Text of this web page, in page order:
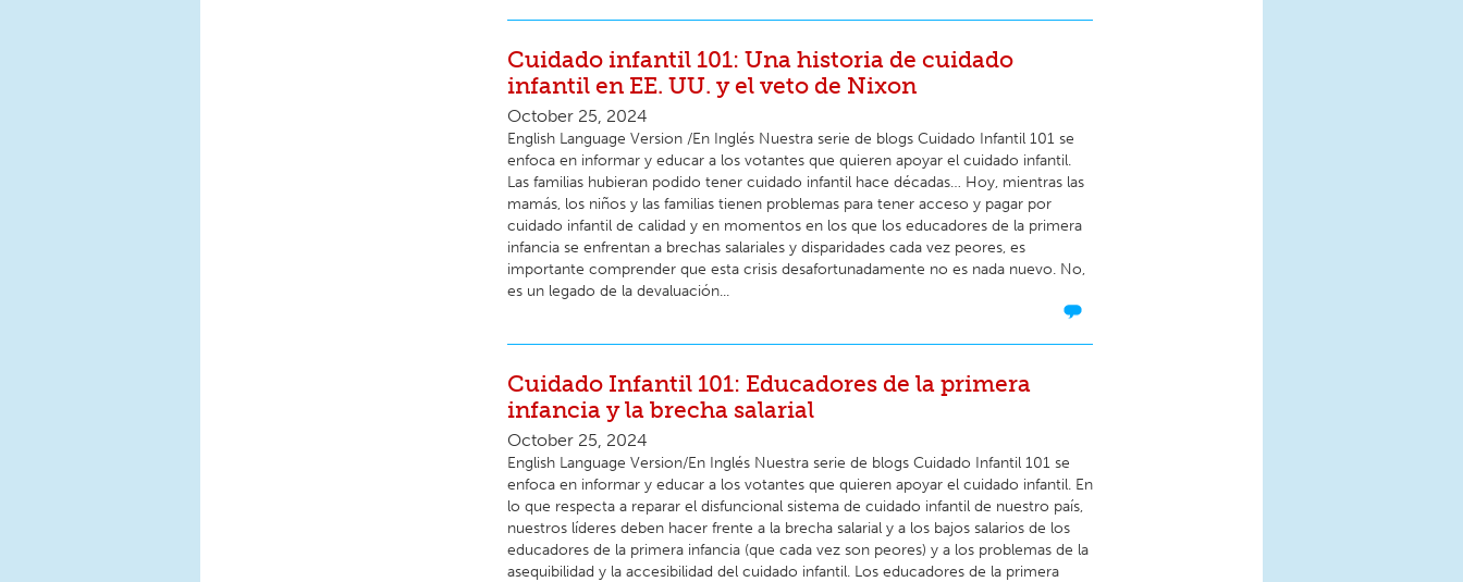
Cuidado infantil 101: Una historia de cuidado
infantil en EE. UU. y el veto de Nixon
October 25, 2024
English Language Version /En Inglés Nuestra serie de blogs Cuidado Infantil 101 se
enfoca en informar y educar a los votantes que quieren apoyar el cuidado infantil.
Las familias hubieran podido tener cuidado infantil hace décadas… Hoy, mientras las
mamás, los niños y las familias tienen problemas para tener acceso y pagar por
cuidado infantil de calidad y en momentos en los que los educadores de la primera
infancia se enfrentan a brechas salariales y disparidades cada vez peores, es
importante comprender que esta crisis desafortunadamente no es nada nuevo. No,
es un legado de la devaluación...
Cuidado Infantil 101: Educadores de la primera
infancia y la brecha salarial
October 25, 2024
English Language Version/En Inglés Nuestra serie de blogs Cuidado Infantil 101 se
enfoca en informar y educar a los votantes que quieren apoyar el cuidado infantil. En
lo que respecta a reparar el disfuncional sistema de cuidado infantil de nuestro país,
nuestros líderes deben hacer frente a la brecha salarial y a los bajos salarios de los
educadores de la primera infancia (que cada vez son peores) y a los problemas de la
asequibilidad y la accesibilidad del cuidado infantil. Los educadores de la primera